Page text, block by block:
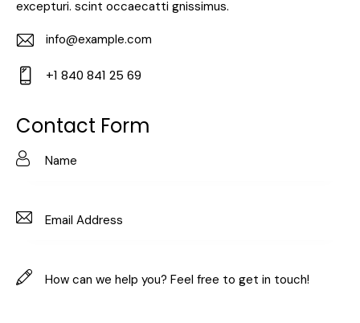
excepturi. scint occaecatti gnissimus.
E-
m
info@example.com
on
e:
+1 840 841 25 69
Contact Form